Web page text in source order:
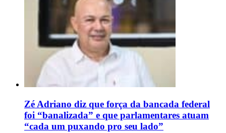
Zé Adriano diz que força da bancada federal
foi “banalizada” e que parlamentares atuam
“cada um puxando pro seu lado”